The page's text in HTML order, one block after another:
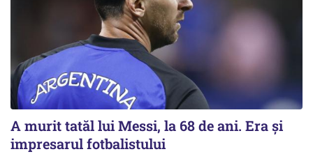
A murit tatăl lui Messi, la 68 de ani. Era și
impresarul fotbalistului